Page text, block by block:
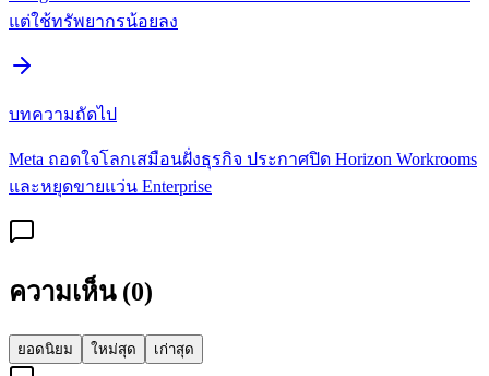
แต่ใช้ทรัพยากรน้อยลง
บทความถัดไป
Meta ถอดใจโลกเสมือนฝั่งธุรกิจ ประกาศปิด Horizon Workrooms
และหยุดขายแว่น Enterprise
ความเห็น (0)
ยอดนิยม ใหม่สุด เก่าสุด